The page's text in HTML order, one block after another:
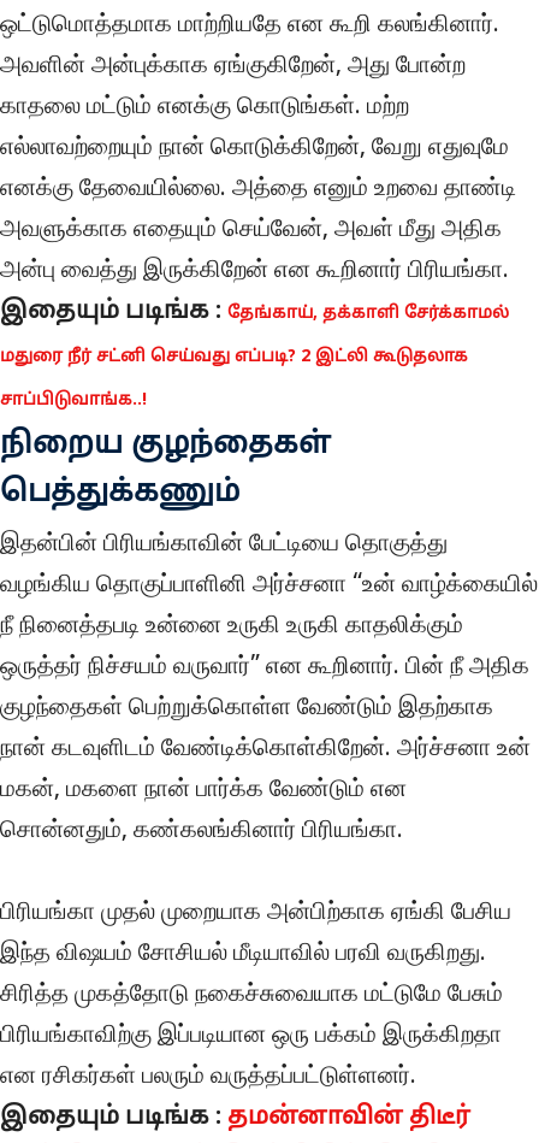
ஒட்டுமொத்தமாக மாற்றியதே என கூறி கலங்கினார்.
அவளின் அன்புக்காக ஏங்குகிறேன், அது போன்ற
காதலை மட்டும் எனக்கு கொடுங்கள். மற்ற
எல்லாவற்றையும் நான் கொடுக்கிறேன், வேறு எதுவுமே
எனக்கு தேவையில்லை. அத்தை எனும் உறவை தாண்டி
அவளுக்காக எதையும் செய்வேன், அவள் மீது அதிக
அன்பு வைத்து இருக்கிறேன் என கூறினார் பிரியங்கா.
இதையும் படிங்க : தேங்காய், தக்காளி சேர்க்காமல்
மதுரை நீர் சட்னி செய்வது எப்படி? 2 இட்லி கூடுதலாக
சாப்பிடுவாங்க..!
நிறைய குழந்தைகள்
பெத்துக்கணும்
இதன்பின் பிரியங்காவின் பேட்டியை தொகுத்து
வழங்கிய தொகுப்பாளினி அர்ச்சனா “உன் வாழ்க்கையில்
நீ நினைத்தபடி உன்னை உருகி உருகி காதலிக்கும்
ஒருத்தர் நிச்சயம் வருவார்” என கூறினார். பின் நீ அதிக
குழந்தைகள் பெற்றுக்கொள்ள வேண்டும் இதற்காக
நான் கடவுளிடம் வேண்டிக்கொள்கிறேன். அர்ச்சனா உன்
மகன், மகளை நான் பார்க்க வேண்டும் என
சொன்னதும், கண்கலங்கினார் பிரியங்கா.
பிரியங்கா முதல் முறையாக அன்பிற்காக ஏங்கி பேசிய
இந்த விஷயம் சோசியல் மீடியாவில் பரவி வருகிறது.
சிரித்த முகத்தோடு நகைச்சுவையாக மட்டுமே பேசும்
பிரியங்காவிற்கு இப்படியான ஒரு பக்கம் இருக்கிறதா
என ரசிகர்கள் பலரும் வருத்தப்பட்டுள்ளனர்.
இதையும் படிங்க : தமன்னாவின் திடீர்